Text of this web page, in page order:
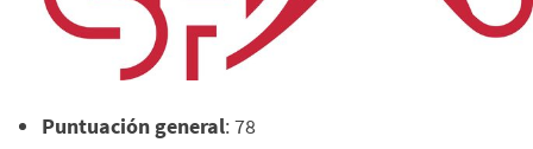
Puntuación general: 78